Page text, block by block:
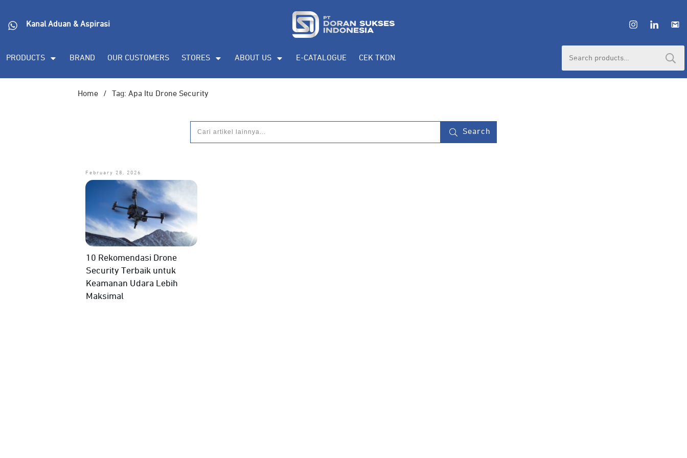
Kanal Aduan & Aspirasi
PRODUCTS BRAND OUR CUSTOMERS STORES ABOUT US E-CATALOGUE CEK TKDN
Home / Tag: Apa Itu Drone Security
Search
February 28, 2026
10 Rekomendasi Drone
Security Terbaik untuk
Keamanan Udara Lebih
Maksimal